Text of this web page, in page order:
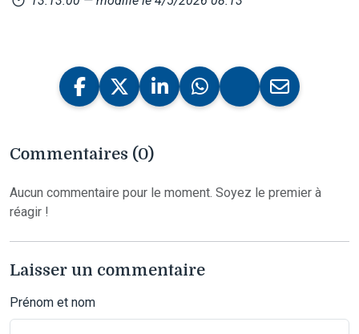
Commentaires (0)
Aucun commentaire pour le moment. Soyez le premier à
réagir !
Laisser un commentaire
Prénom et nom